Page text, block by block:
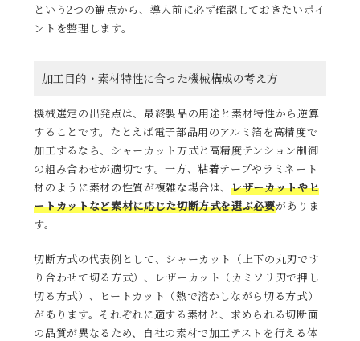
という2つの観点から、導入前に必ず確認しておきたいポイ
ントを整理します。
加工目的・素材特性に合った機械構成の考え方
機械選定の出発点は、最終製品の用途と素材特性から逆算
することです。たとえば電子部品用のアルミ箔を高精度で
加工するなら、シャーカット方式と高精度テンション制御
の組み合わせが適切です。一方、粘着テープやラミネート
材のように素材の性質が複雑な場合は、レザーカットやヒ
ートカットなど素材に応じた切断方式を選ぶ必要がありま
す。
切断方式の代表例として、シャーカット（上下の丸刃です
り合わせて切る方式）、レザーカット（カミソリ刃で押し
切る方式）、ヒートカット（熱で溶かしながら切る方式）
があります。それぞれに適する素材と、求められる切断面
の品質が異なるため、自社の素材で加工テストを行える体